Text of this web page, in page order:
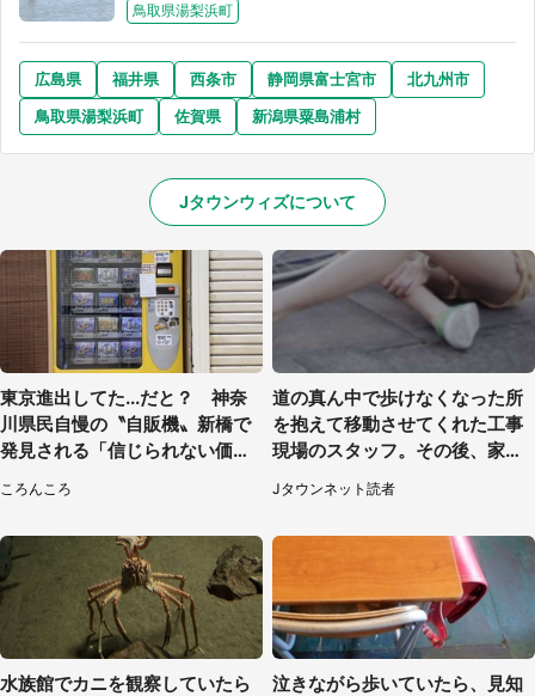
鳥取県湯梨浜町
広島県 福井県 西条市 静岡県富士宮市
北九州市
鳥取県湯梨浜町
佐賀県 新潟県粟島浦村
Jタウンウィズについて
東京進出してた...だと？ 神奈
川県民自慢の〝自販機〟新橋で
発見される「信じられない価格
ころんころ
道の真ん中で歩けなくなった所
を抱えて移動させてくれた工事
現場のスタッフ。その後、家ま
で私を送ると（大阪府・40代女
性）
Jタウンネット読者
水族館でカニを観察していたら
泣きながら歩いていたら、見知